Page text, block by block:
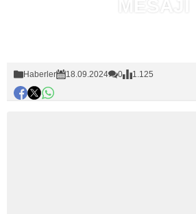
MESAJI
Haberler 18.09.2024 0 1.125